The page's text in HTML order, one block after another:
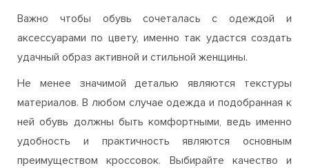
Важно чтобы обувь сочеталась с одеждой и
аксессуарами по цвету, именно так удастся создать
удачный образ активной и стильной женщины.
Не менее значимой деталью являются текстуры
материалов. В любом случае одежда и подобранная к
ней обувь должны быть комфортными, ведь именно
удобность и практичность являются основным
преимуществом кроссовок. Выбирайте качество и